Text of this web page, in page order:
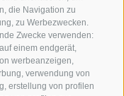
die Navigation zu
zu Werbezwecken.
Zwecke verwenden:
einem endgerät,
werbeanzeigen,
verwendung von
erstellung von profilen